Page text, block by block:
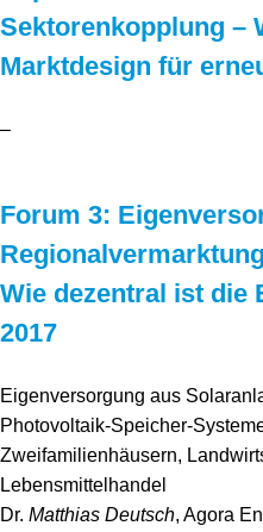
Sektorenkopplung –
Marktdesign für
–
Forum 3:
Wie dezentral ist die
2017
Eigenversorgung aus
Photovoltaik-Speicher-
Zweifamilienhäusern,
Lebensmittelhandel
Dr. Matthias Deutsch, Agora